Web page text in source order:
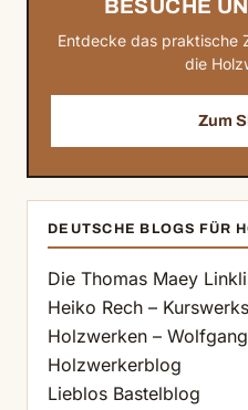
BESUCHE
Entdecke das praktische
die
Zum
DEUTSCHE BLOGS FÜR
Die Thomas Maey
Heiko Rech –
Holzwerken –
Holzwerkerblog
Lieblos Bastelblog